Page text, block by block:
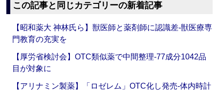
この記事と同じカテゴリーの新着記事
【昭和薬大 神林氏ら】獣医師と薬剤師に認識差‐獣医療専
門教育の充実を
【厚労省検討会】OTC類似薬で中間整理‐77成分1042品
目が対象に
【アリナミン製薬】「ロゼレム」OTC化し発売‐体内時計